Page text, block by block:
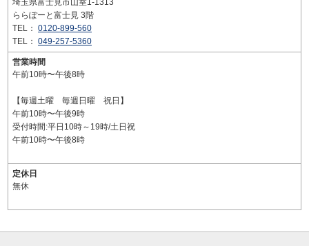
埼玉県富士見市山室1-1313
ららぽーと富士見 3階
TEL： 0120-899-560
TEL： 049-257-5360
営業時間
午前10時〜午後8時
【毎週土曜 毎週日曜 祝日】
午前10時〜午後9時
受付時間:平日10時～19時/土日祝
午前10時〜午後8時
定休日
無休